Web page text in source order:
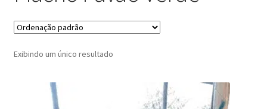
Exibindo um único resultado